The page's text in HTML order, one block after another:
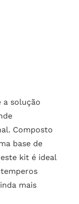
solução
Composto
base de
kit é ideal
mais